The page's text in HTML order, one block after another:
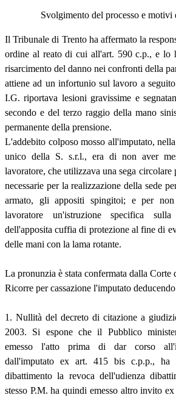
Svolgimento del processo e motivi
Il Tribunale di Trento ha affermato la
ordine al reato di cui all'art. 590 c.p., e lo
risarcimento del danno nei confronti della
attiene ad un infortunio sul lavoro a
I.G. riportava lesioni gravissime e
secondo e del terzo raggio della mano
permanente della prensione.
L'addebito colposo mosso all'imputato,
unico della S. s.r.l., era di non aver
lavoratore, che utilizzava una sega
necessarie per la realizzazione della sede
armato, gli appositi spingitoi; e per
lavoratore un'istruzione specifica sulla
dell'apposita cuffia di protezione al fine di
delle mani con la lama rotante.
La pronunzia è stata confermata dalla
Ricorre per cassazione l'imputato
1. Nullità del decreto di citazione a
2003. Si espone che il Pubblico
emesso l'atto prima di dar corso
dall'imputato ex art. 415 bis c.p.p., ha
dibattimento la revoca dell'udienza
stesso P.M. ha quindi emesso altro invito